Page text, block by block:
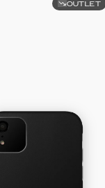
OUTLET